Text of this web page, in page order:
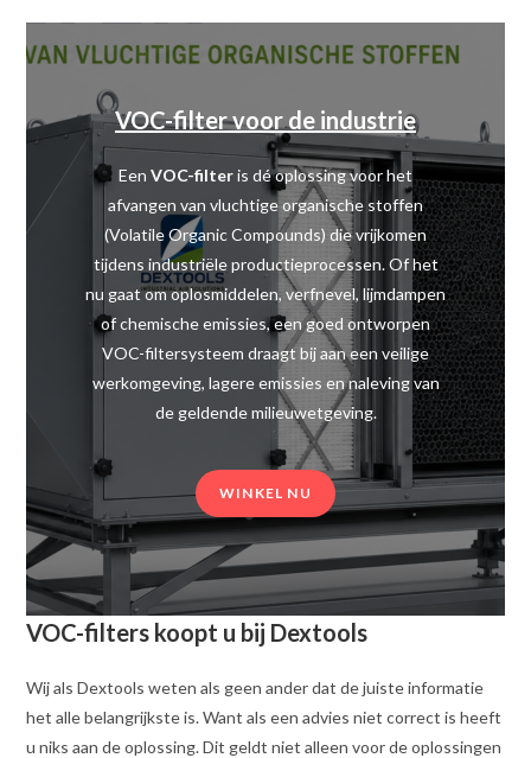
VOC-filter voor de industrie
Een VOC-filteris dé oplossing voor het
afvangen van vluchtige organische stoffen
(Volatile Organic Compounds) die vrijkomen
tijdens industriële productieprocessen. Of het
nu gaat om oplosmiddelen, verfnevel, lijmdampen
of chemische emissies, een goed ontworpen
VOC-filtersysteem draagt bij aan een veilige
werkomgeving, lagere emissies en naleving van
de geldende milieuwetgeving.
WINKEL NU
VOC-filters koopt u bij Dextools
Wij als Dextools weten als geen ander dat de juiste informatie
het alle belangrijkste is. Want als een advies niet correct is heeft
u niks aan de oplossing. Dit geldt niet alleen voor de oplossingen